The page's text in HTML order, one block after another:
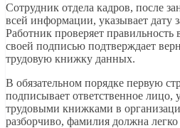
Сотрудник отдела кадров, после
всей информации, указывает дату
Работник проверяет
своей подписью подтверждает
трудовую книжку данных.
В обязательном порядке первую
подписывает ответственное лицо,
трудовыми книжками в
разборчиво, фамилия должна легко